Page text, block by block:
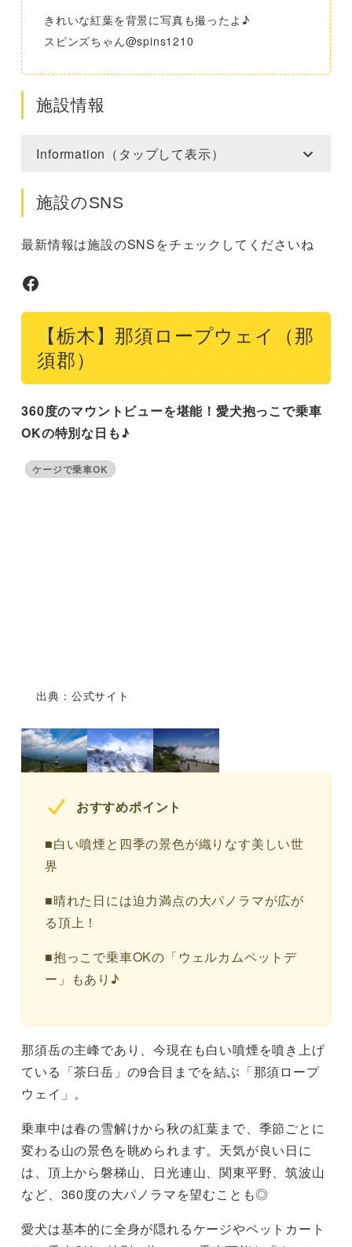
きれいな紅葉を背景に写真も撮ったよ♪
スピンズちゃん@spins1210
施設情報
Information（タップして表示）
施設のSNS
最新情報は施設のSNSをチェックしてくださいね
Facebook
【栃木】那須ロープウェイ（那
須郡）
360度のマウントビューを堪能！愛犬抱っこで乗車
OKの特別な日も♪
ケージで乗車OK
出典：公式サイト
おすすめポイント
■白い噴煙と四季の景色が織りなす美しい世
界
■晴れた日には迫力満点の大パノラマが広が
る頂上！
■抱っこで乗車OKの「ウェルカムペットデ
ー」もあり♪
那須岳の主峰であり、今現在も白い噴煙を噴き上げ
ている「茶臼岳」の9合目までを結ぶ「那須ロープ
ウェイ」。
乗車中は春の雪解けから秋の紅葉まで、季節ごとに
変わる山の景色を眺められます。天気が良い日に
は、頂上から磐梯山、日光連山、関東平野、筑波山
など、360度の大パノラマを望むことも◎
愛犬は基本的に全身が隠れるケージやペットカート